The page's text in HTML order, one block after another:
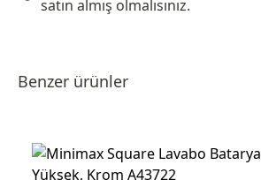
satın almış olmalısınız.
Benzer ürünler